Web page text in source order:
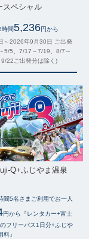
スペシャル
時間5,236円から
～2026年9月30日 ご出発
5/5、7/17～7/19、8/7～
22ご出発分は除く)
Q+ふじやま温泉
間5名さまご利用でお一人
円から『レンタカー+富士
フリーパス1日分+ふじや
料』